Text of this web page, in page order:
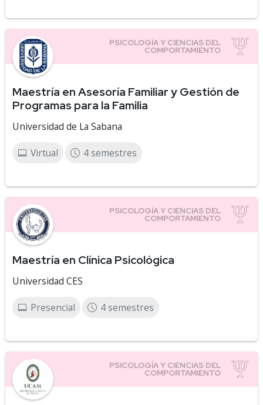
Maestría en Asesoría Familiar y Gestión de
Programas para la Familia
Universidad de La Sabana
Virtual 4 semestres
Maestría en Clínica Psicológica
Universidad CES
Presencial 4 semestres